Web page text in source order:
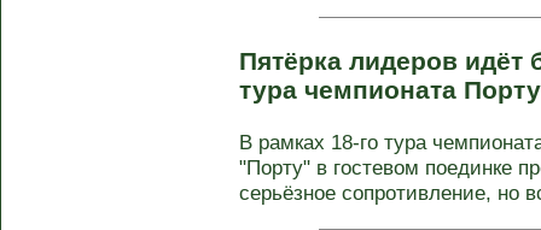
Пятёрка лидеров идёт
тура чемпионата
В рамках 18-го тура
"Порту" в гостевом поединке
серьёзное сопротивление, но